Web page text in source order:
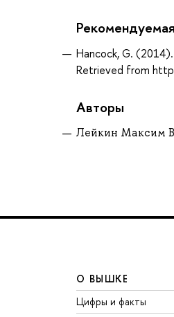
Hancock, G.
Retrieved from
Авторы
Лейкин Максим
О ВЫШКЕ
Цифры и факты